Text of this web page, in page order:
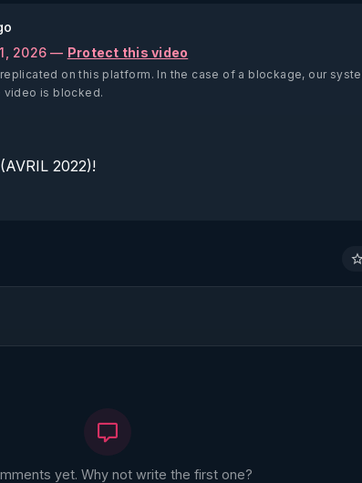
2026 — Protect this video
on this platform. In the case of a blockage, our
video is blocked.
2022)!
yet. Why not write the first one?